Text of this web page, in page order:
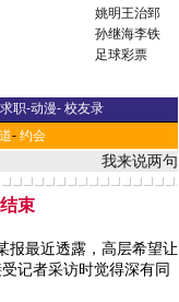
姚明王治郅
孙继海李铁
足球彩票
求职-动漫- 校友录
- 约会
我来说两句
束
最近透露，高层希望让
记者采访时觉得深有同